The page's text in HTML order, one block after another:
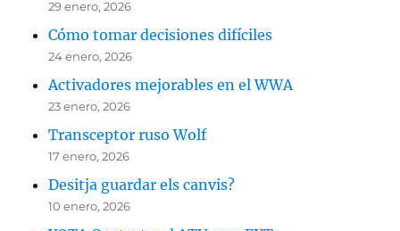
29 enero, 2026
Cómo tomar decisiones difíciles
24 enero, 2026
Activadores mejorables en el WWA
23 enero, 2026
Transceptor ruso Wolf
17 enero, 2026
Desitja guardar els canvis?
10 enero, 2026